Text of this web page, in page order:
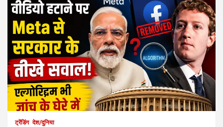
ट्रेंडिंग देश/दुनिया